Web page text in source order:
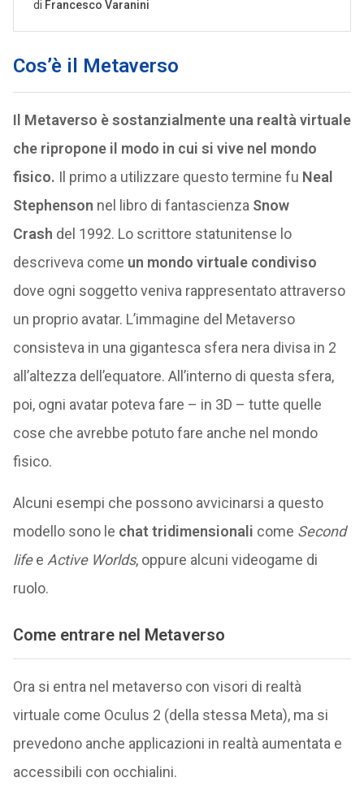
Cos’è il Metaverso
Il Metaverso è sostanzialmente una realtà virtuale
che ripropone il modo in cui si vive nel mondo
fisico. Il primo a utilizzare questo termine fu Neal
Stephenson nel libro di fantascienza Snow
Crash del 1992. Lo scrittore statunitense lo
descriveva come un mondo virtuale condiviso
dove ogni soggetto veniva rappresentato attraverso
un proprio avatar. L’immagine del Metaverso
consisteva in una gigantesca sfera nera divisa in 2
all’altezza dell’equatore. All’interno di questa sfera,
poi, ogni avatar poteva fare – in 3D – tutte quelle
cose che avrebbe potuto fare anche nel mondo
fisico.
Alcuni esempi che possono avvicinarsi a questo
modello sono le chat tridimensionali come Second
lifee Active Worlds, oppure alcuni videogame di
ruolo.
Come entrare nel Metaverso
Ora si entra nel metaverso con visori di realtà
virtuale come Oculus 2 (della stessa Meta), ma si
prevedono anche applicazioni in realtà aumentata e
accessibili con occhialini.